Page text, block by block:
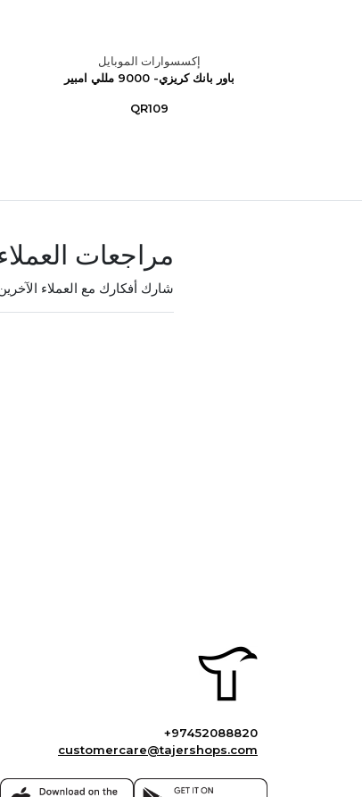
إكسسوارات الموبايل
باور بانك كريزي- 9000 مللي امبير
QR109
مراجعات
شارك أفكارك مع العملاء
+97452088820
customercare@tajershops.com